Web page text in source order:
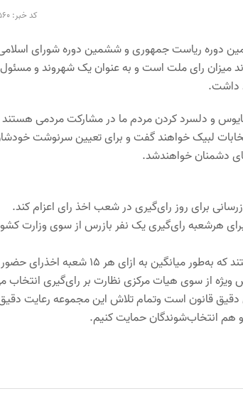
کد خبر: 560
دوره ریاست جمهوری و ششمین دوره شورای
میزان رای ملت است و به عنوان یک شهروند و
داشت.
و دلسرد کردن مردم ما در مشارکت مردمی
لبیک خواهند گفت و برای تعیین سرنوشت
دشمنان خواهندشد.
برای روز رای‌گیری در شعب اخذ رای اعزام کند.
هرشعبه رای‌گیری یک نفر بازرس از سوی وزارت
وی ادامه داد: سربازرسینی بالادست این بازرسان
قانون است وتمام تلاش این مجموعه رعایت
هم انتخاب‌شوندگان حمایت کنیم.